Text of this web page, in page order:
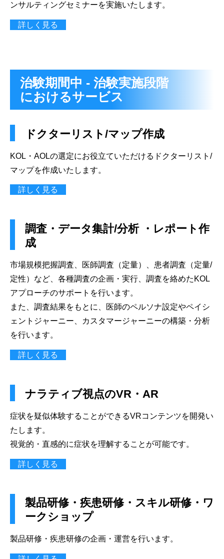
ンサルティングセミナーを実施いたします。
詳しく見る
治験期間中 - 治験実施段階
におけるサービス
ドクターリスト/マップ作成
KOL・AOLの選定にお役立ていただけるドクターリスト/
マップを作成いたします。
詳しく見る
調査・データ集計/分析 ・レポート作
成
市場規模把握調査、医師調査（定量）、患者調査（定量/
定性）など、各種調査の企画・実行、調査を絡めたKOL
アプローチのサポートを行います。
また、調査結果をもとに、医師のペルソナ設定やペイシ
ェントジャーニー、カスタマージャーニーの構築・分析
を行います。
詳しく見る
ナラティブ視点のVR・AR
症状を疑似体験することができるVRコンテンツを開発い
たします。
視覚的・直感的に症状を理解することが可能です。
詳しく見る
製品研修・疾患研修・スキル研修・ワ
ークショップ
製品研修・疾患研修の企画・運営を行います。